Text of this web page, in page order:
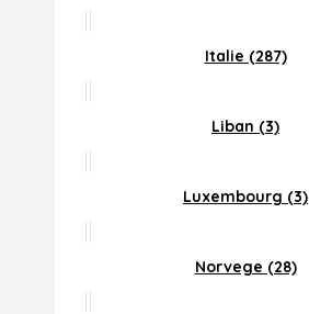
Italie (287)
Liban (3)
Luxembourg (3)
Norvege (28)